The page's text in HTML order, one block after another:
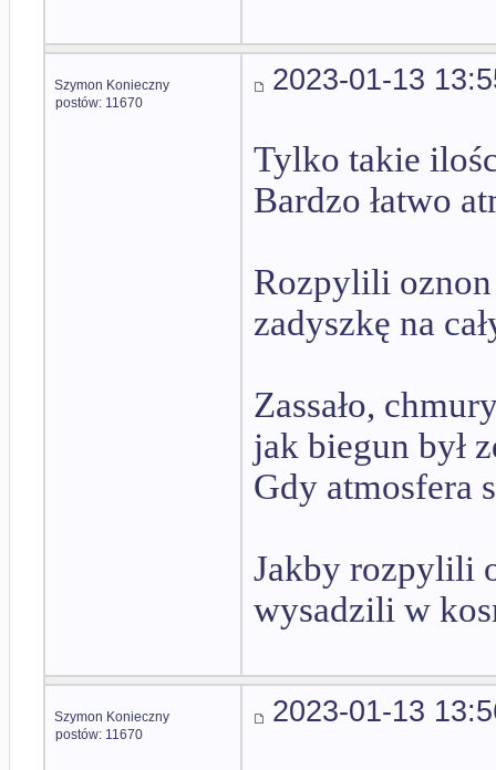
Szymon Konieczny
postów: 11670
2023-01-13
Tylko takie
Bardzo łatwo
Rozpylili
zadyszkę na
Zassało,
jak biegun był
Gdy atmosfera
Jakby rozpylili
wysadzili w
Szymon Konieczny
postów: 11670
2023-01-13